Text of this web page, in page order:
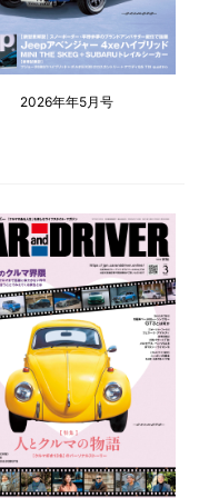
2026年年5月号